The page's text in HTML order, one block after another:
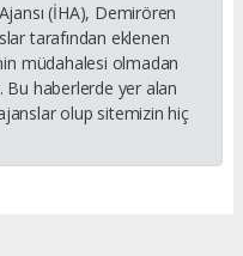
(İHA), Demirören
tarafından eklenen
müdahalesi olmadan
Bu haberlerde yer alan
olup sitemizin hiç